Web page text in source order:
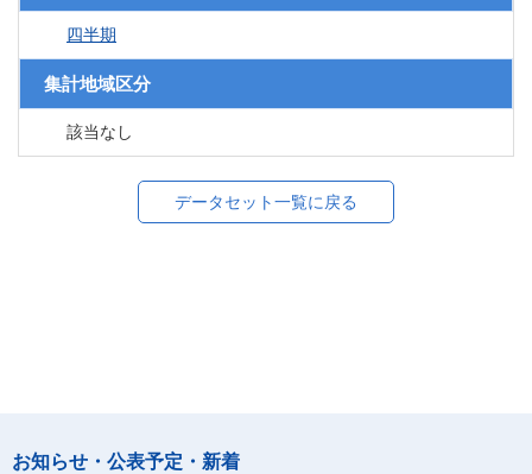
四半期
集計地域区分
該当なし
データセット一覧に戻る
お知らせ・公表予定・新着